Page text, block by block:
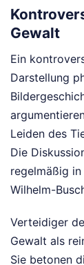
Gewalt
Ein
Darstellung
Leiden des
Die
regelmäßig
Wilhelm-
Verteidiger
Gewalt als
Sie betonen